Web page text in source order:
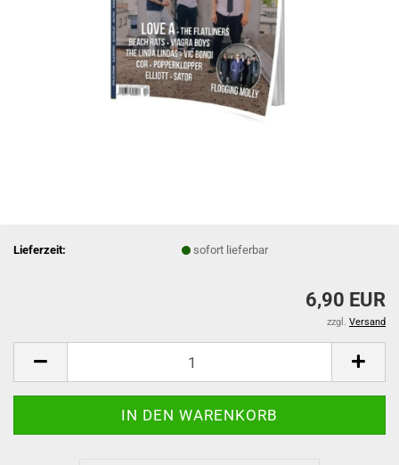
Lieferzeit: sofort lieferbar
6,90 EUR
zzgl. Versand